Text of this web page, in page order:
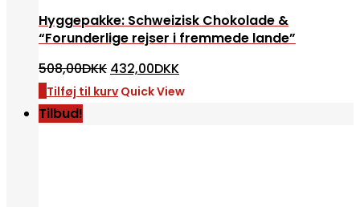
Hyggepakke: Schweizisk Chokolade &
“Forunderlige rejser i fremmede lande”
508,00DKK Den
oprindelige
pris
var:
432,00DKKDen
aktuelle
pris
er:
Tilføj til kurv Quick View
Tilbud!